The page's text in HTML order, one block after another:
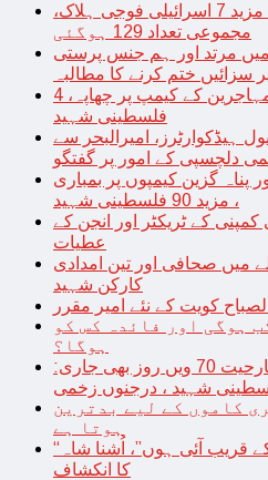
غزہ؛ حماس کے ہاتھوں مزید 7 اسرائیلی فوجی ہلاک،
مجموعی تعداد 129 ہوگئی
میں مرتد اور ہم جنس پرستی
سزائیں ختم کرنے کا مطالبہ
اسرائیل کا فارعہ میں مہاجرین کے کیمپ پر چھاپہ، 4
فلسطینی شہید
ہیڈکوارٹرز، امیرالبحر سے
دلچسپی کے امور پر گفتگو
پناہ گزین کیمپوں پر بمباری
، مزید 90 فلسطینی شہید
کے ٹریکٹر اور انجن کے
عطیات
میں صحافی اور تین امدادی
کارکن شہید
کویت کے نئے امیر مقرر
ہوگی اور فائدہ کس کو
ہوگا؟
غزہ پر اسرائیلی جارحیت 70 ویں روز بھی جاری:
کاموں کے لیے بدترین
ہوتا ہے
“غزہ کے حالات دیکھ کر اسلام کے قریب آئی ہوں”، اُشنا شاہ
کا انکشاف